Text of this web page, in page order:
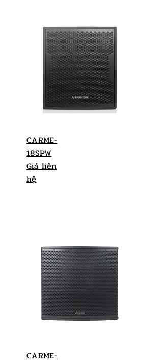
CARME-
18SPW
Giá liên
hệ
CARME-